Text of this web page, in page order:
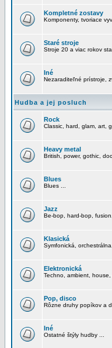
Kompletné zostavy
Komponenty, tvoriace
Staré stroje
Stroje 20 a viac rokov
Iné
Nezaraditeľné prístroje,
Hudba a jej posluch
Rock
Classic, hard, glam, art,
Heavy metal
British, power, gothic,
Blues
Blues ...
Jazz
Be-bop, hard-bop,
Klasická
Symfonická,
Elektronická
Techno, ambient, house,
Pop, disco
Rôzne druhy popíkov a
Iné
Ostatné štýly hudby ...